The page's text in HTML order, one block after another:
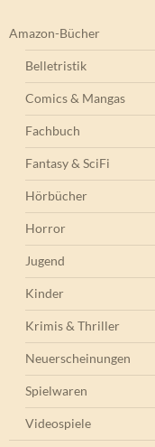
Amazon-Bücher
Belletristik
Comics & Mangas
Fachbuch
Fantasy & SciFi
Hörbücher
Horror
Jugend
Kinder
Krimis & Thriller
Neuerscheinungen
Spielwaren
Videospiele